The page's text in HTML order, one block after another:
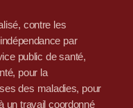
contre les
par
public de santé,
pour la
des maladies, pour
un travail coordonné